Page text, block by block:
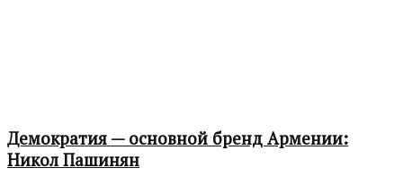
Демократия — основной бренд Армении:
Никол Пашинян